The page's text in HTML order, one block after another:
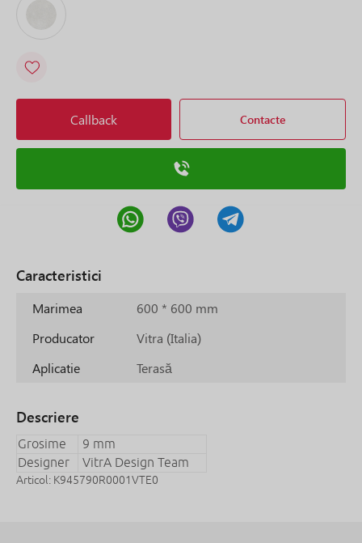
Callback Contacte
Caracteristici
Marimea
600 * 600 mm
Producator
Vitra (Italia)
Aplicatie
Terasă
Descriere
Grosime
9 mm
Designer
VitrA Design Team
Articol: K945790R0001VTE0